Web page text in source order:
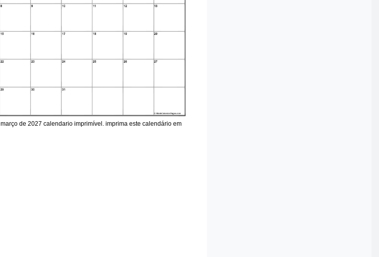
março de 2027 calendario imprimível . imprima este calendário em